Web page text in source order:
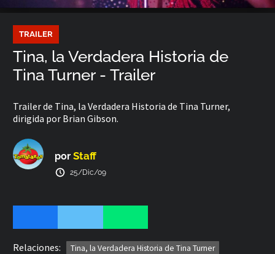
TRAILER
Tina, la Verdadera Historia de
Tina Turner - Trailer
Trailer de Tina, la Verdadera Historia de Tina Turner,
dirigida por Brian Gibson.
por Staff
25/Dic/09
Relaciones:
Tina, la Verdadera Historia de Tina Turner